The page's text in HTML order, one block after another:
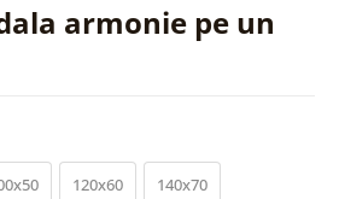
armonie pe un
120x60 140x70